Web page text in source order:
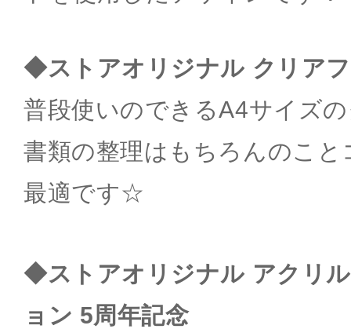
◆ストアオリジナル クリア
普段使いのできるA4サイズ
書類の整理はもちろんのこ
最適です☆
◆ストアオリジナル アクリ
ョン 5周年記念